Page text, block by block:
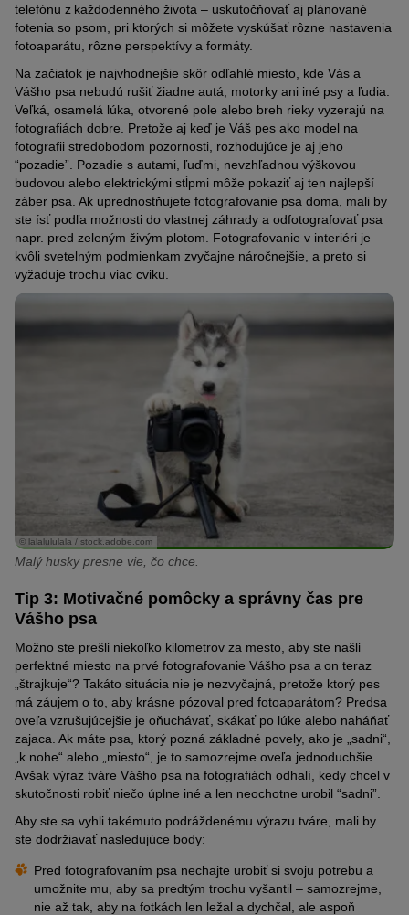
telefónu z každodenného života – uskutočňovať aj plánované
fotenia so psom, pri ktorých si môžete vyskúšať rôzne nastavenia
fotoaparátu, rôzne perspektívy a formáty.
Na začiatok je najvhodnejšie skôr odľahlé miesto, kde Vás a
Vášho psa nebudú rušiť žiadne autá, motorky ani iné psy a ľudia.
Veľká, osamelá lúka, otvorené pole alebo breh rieky vyzerajú na
fotografiách dobre. Pretože aj keď je Váš pes ako model na
fotografii stredobodom pozornosti, rozhodujúce je aj jeho
“pozadie”. Pozadie s autami, ľuďmi, nevzhľadnou výškovou
budovou alebo elektrickými stĺpmi môže pokaziť aj ten najlepší
záber psa. Ak uprednostňujete fotografovanie psa doma, mali by
ste ísť podľa možnosti do vlastnej záhrady a odfotografovať psa
napr. pred zeleným živým plotom. Fotografovanie v interiéri je
kvôli svetelným podmienkam zvyčajne náročnejšie, a preto si
vyžaduje trochu viac cviku.
© lalalululala / stock.adobe.com
Malý husky presne vie, čo chce.
Tip 3: Motivačné pomôcky a správny čas pre
Vášho psa
Možno ste prešli niekoľko kilometrov za mesto, aby ste našli
perfektné miesto na prvé fotografovanie Vášho psa a on teraz
štrajkuje“? Takáto situácia nie je nezvyčajná, pretože ktorý pes
má záujem o to, aby krásne pózoval pred fotoaparátom? Predsa
oveľa vzrušujúcejšie je oňuchávať, skákať po lúke alebo naháňať
zajaca. Ak máte psa, ktorý pozná základné povely, ako je
„sadni“,
„k nohe“ alebo „miesto“, je to samozrejme oveľa jednoduchšie.
Avšak výraz tváre Vášho psa na fotografiách odhalí, kedy chcel v
skutočnosti robiť niečo úplne iné a len neochotne urobil “sadni”.
Aby ste sa vyhli takémuto podráždenému výrazu tváre, mali by
ste dodržiavať nasledujúce body:
Pred fotografovaním psa nechajte urobiť si svoju potrebu a
umožnite mu, aby sa predtým trochu vyšantil – samozrejme,
nie až tak , aby na fotkách len ležal a dychčal, ale aspoň